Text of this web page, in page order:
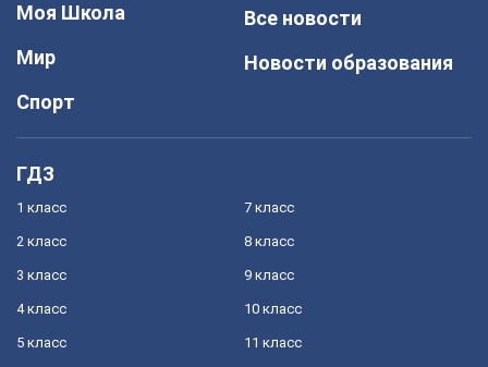
Моя Школа
Мир
Спорт
Все новости
Новости образования
ГДЗ
1 класс
2 класс
3 класс
4 класс
5 класс
7 класс
8 класс
9 класс
10 класс
11 класс